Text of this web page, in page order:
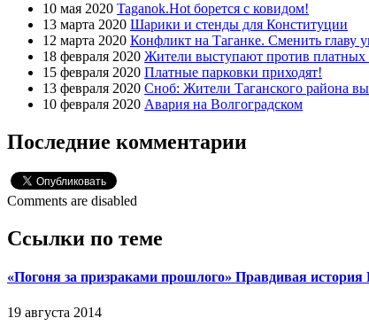
10 мая 2020 Taganok.Hot борется с ковидом!
13 марта 2020 Шарики и стенды для Конституции
12 марта 2020 Конфликт на Таганке. Сменить главу
18 февраля 2020 Жители выступают против платных
15 февраля 2020 Платные парковки приходят!
13 февраля 2020 Сноб: Жители Таганского района
10 февраля 2020 Авария на Волгоградском
Последние комментарии
Comments are disabled
Ссылки по теме
«Погоня за призраками прошлого» Правдивая
19 августа 2014